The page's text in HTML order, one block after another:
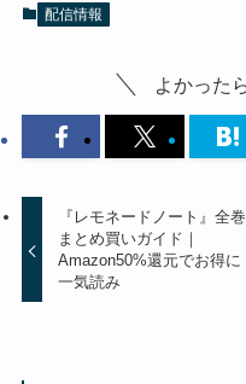
配信情報
よかった
『レモネードノート』全巻
まとめ買いガイド｜
Amazon50%還元でお得に
一気読み